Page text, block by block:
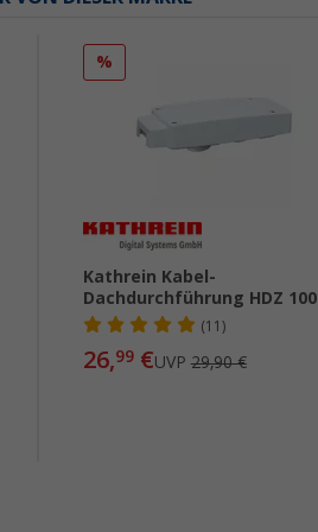
%
Kathrein Kabel-
Dachdurchführung HDZ 100
(11)
26,99€UVP 29,90 €